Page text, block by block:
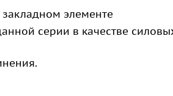
элементе
серии в качестве